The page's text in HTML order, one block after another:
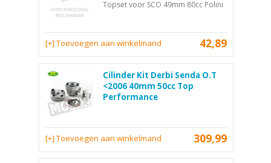
Topset voor SCO 49mm 80cc Polini
42,89
[+] Toevoegen aan winkelmand
Cilinder Kit Derbi Senda O.T
<2006 40mm 50cc Top
Performance
309,99
[+] Toevoegen aan winkelmand